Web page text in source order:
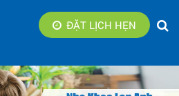
ĐẶT LỊCH HẸN